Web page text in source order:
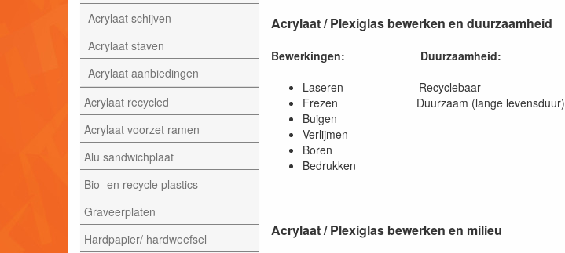
Acrylaat schijven
Acrylaat staven
Acrylaat aanbiedingen
Acrylaat recycled
Acrylaat voorzet ramen
Alu sandwichplaat
Bio- en recycle plastics
Graveerplaten
Hardpapier/ hardweefsel
Acrylaat / Plexiglas bewerken en duurzaamheid
Bewerkingen:
Duurzaamheid:
Laseren Recyclebaar
Frezen Duurzaam (lange levensduur)
Buigen
Verlijmen
Boren
Bedrukken
Acrylaat / Plexiglas bewerken en milieu